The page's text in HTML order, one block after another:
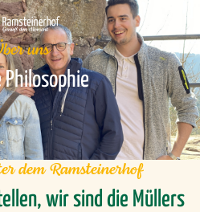
uns
Philosophie
dem Ramsteinerhof
wir sind die Müllers